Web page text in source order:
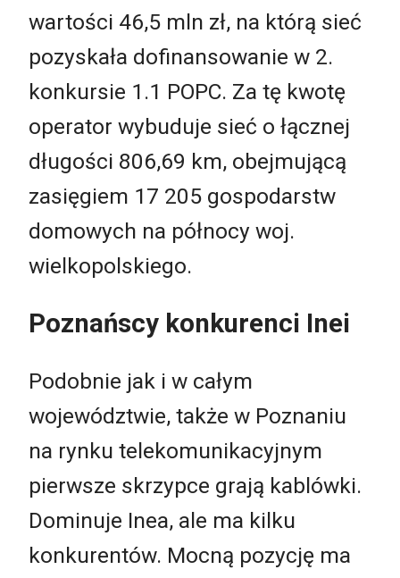
wartości 46,5 mln zł, na którą sieć
pozyskała dofinansowanie w 2.
konkursie 1.1 POPC. Za tę kwotę
operator wybuduje sieć o łącznej
długości 806,69 km, obejmującą
zasięgiem 17 205 gospodarstw
domowych na północy woj.
wielkopolskiego.
Poznańscy konkurenci Inei
Podobnie jak i w całym
województwie, także w Poznaniu
na rynku telekomunikacyjnym
pierwsze skrzypce grają kablówki.
Dominuje Inea, ale ma kilku
konkurentów. Mocną pozycję ma